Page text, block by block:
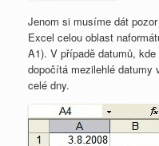
Jenom si musíme dát
Excel celou oblast
A1). V případě datumů,
dopočítá mezilehlé
celé dny.